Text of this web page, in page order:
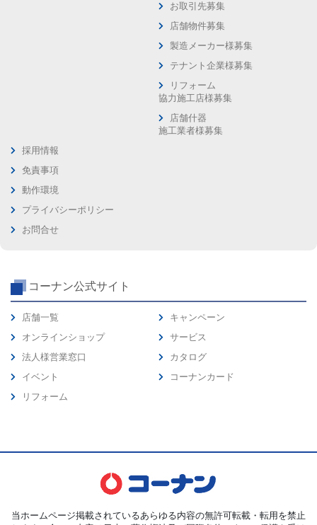
お取引先募集
店舗物件募集
製造メーカー様募集
テナント企業様募集
リフォーム
協力施工店様募集
店舗什器
施工業者様募集
採用情報
免責事項
動作環境
プライバシーポリシー
お問合せ
コーナン公式サイト
店舗一覧
オンラインショップ
法人様営業窓口
イベント
リフォーム
キャンペーン
サービス
カタログ
コーナンカード
当ホームページ掲載されているあらゆる内容の無許可転載・転用を禁止